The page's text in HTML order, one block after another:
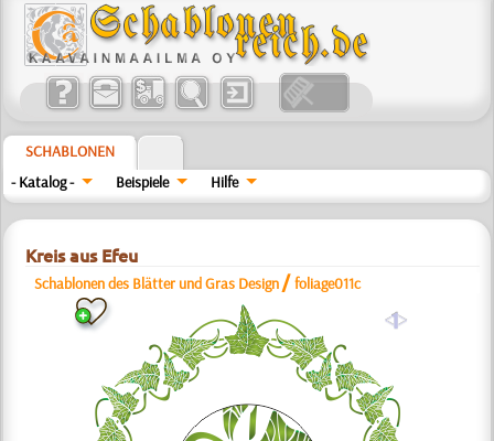
SCHABLONEN
- Katalog -
Beispiele Hilfe
Kreis aus Efeu
Schablonen des Blätter und Gras Design /foliage011c
a